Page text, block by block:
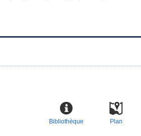
Plan
Bibliothèque